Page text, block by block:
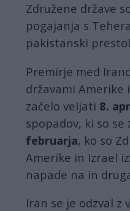
Združene države
pogajanja s
pakistanski
Premirje med
državami Amerike
začelo veljati 8.
spopadov, ki so se
februarja, ko so
Amerike in Izrael
napade na in
Iran se je odzval